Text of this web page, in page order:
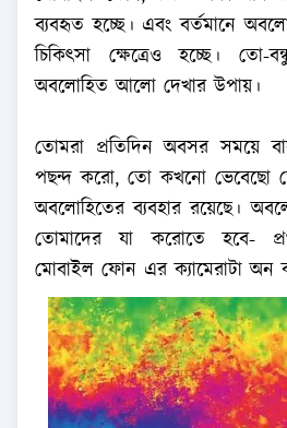
ব্যবহৃত হচ্ছে। এবং বর্তমানে
চিকিৎসা ক্ষেত্রেও হচ্ছে।
অবলোহিত আলো দেখার উপায়।
তোমরা প্রতিদিন অবসর সময়ে
পছন্দ করো, তো কখনো ভেবেছো
অবলোহিতের ব্যবহার রয়েছে।
তোমাদের যা করোতে হবে-
মোবাইল ফোন এর ক্যামেরাটা অন